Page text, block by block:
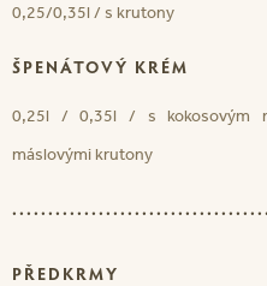
0,25/0,35l / s krutony
ŠPENÁTOVÝ KRÉM
0,25l / 0,35l / s kokosovým
máslovými krutony
PŘEDKRMY